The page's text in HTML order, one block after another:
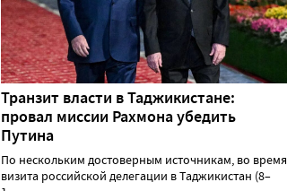
Транзит власти в Таджикистане:
провал миссии Рахмона убедить
Путина
По нескольким достоверным источникам, во время
визита российской делегации в Таджикистан (8–